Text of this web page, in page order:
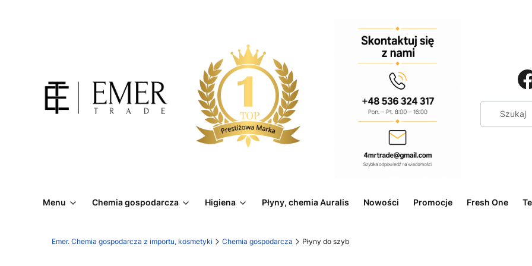
Menu Chemia gospodarcza Higiena Płyny, chemia Auralis Nowości Promocje Fresh One
Emer. Chemia gospodarcza z importu, kosmetyki Chemia gospodarcza Płyny do szyb